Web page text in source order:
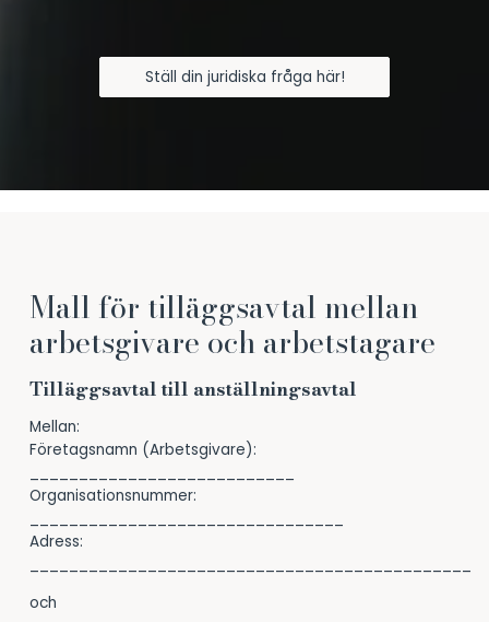
Ställ din juridiska fråga här!
Mall för tilläggsavtal mellan
arbetsgivare och arbetstagare
Tilläggsavtal till anställningsavtal
Mellan:
Företagsnamn (Arbetsgivare):
Organisationsnummer:
Adress:
och